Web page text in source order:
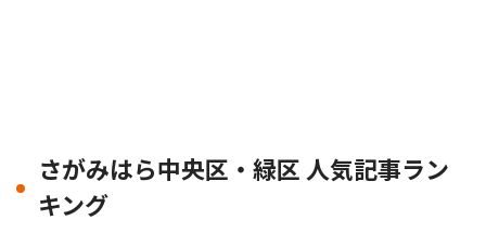
さがみはら中央区・緑区 人気記事ラン
キング